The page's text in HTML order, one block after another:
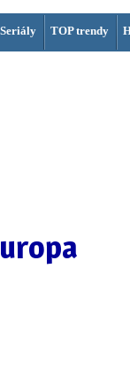
Seriály TOP trendy